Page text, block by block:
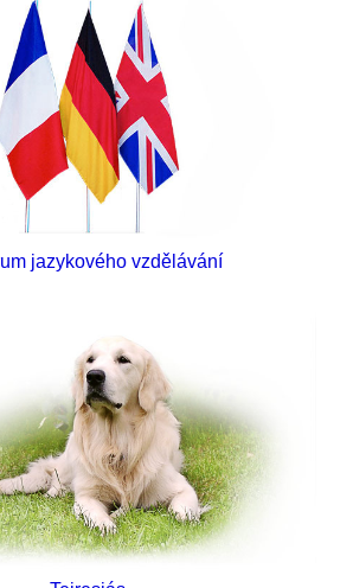
jazykového vzdělávání